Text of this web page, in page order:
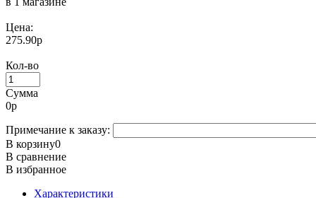
Цена:
275.90р
Кол-во
Сумма
0р
Примечание к заказу:
В корзину0
В сравнение
В избранное
Характеристики